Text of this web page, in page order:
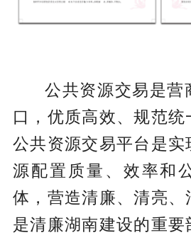
公共资源交易是营
口，优质高效、规范统
公共资源交易平台是实
源配置质量、效率和
体，营造清廉、清亮、
是清廉湖南建设的重要